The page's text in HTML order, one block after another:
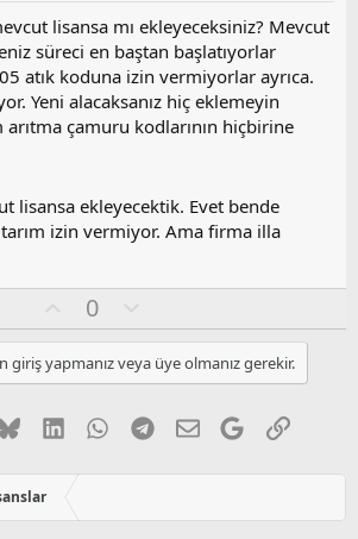
lisansa mı ekleyeceksiniz? Mevcut
süreci en baştan başlatıyorlar
atık koduna izin vermiyorlar ayrıca.
Yeni alacaksanız hiç eklemeyin
arıtma çamuru kodlarının hiçbirine
lisansa ekleyecektik. Evet bende
tarım izin vermiyor. Ama firma illa
y
l
a
0
l
u
m
u
z
o
l
giriş yapmanız veya üye olmanız gerekir.
BlueskyLinkedInWhatsApp
Telegram
E-postaGoogleLink